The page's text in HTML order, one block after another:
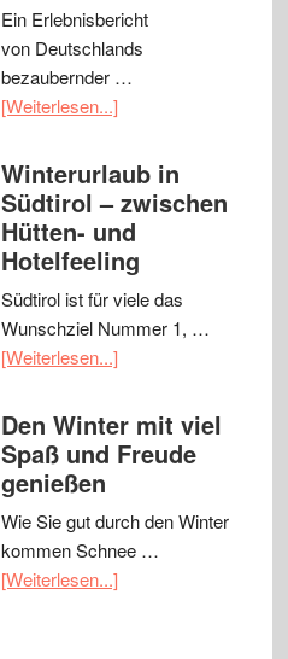
Ein Erlebnisbericht
von Deutschlands
bezaubernder …
[Weiterlesen...]
Winterurlaub in
Südtirol – zwischen
Hütten- und
Hotelfeeling
Südtirol ist für viele das
Wunschziel Nummer 1, …
[Weiterlesen...]
Den Winter mit viel
Spaß und Freude
genießen
Wie Sie gut durch den Winter
kommen Schnee …
[Weiterlesen...]